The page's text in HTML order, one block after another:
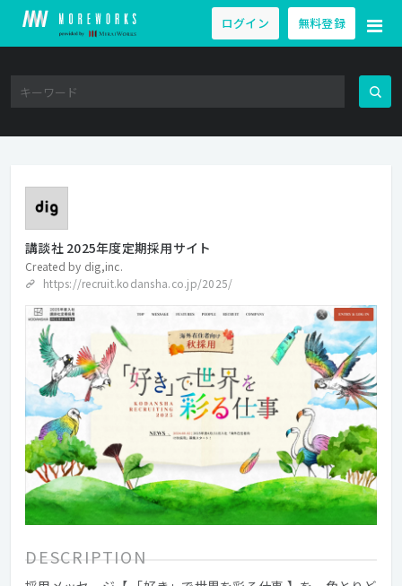
ログイン 無料登録
講談社 2025年度定期採用サイト
Created by dig,inc.
https://recruit.kodansha.co.jp/2025/
DESCRIPTION